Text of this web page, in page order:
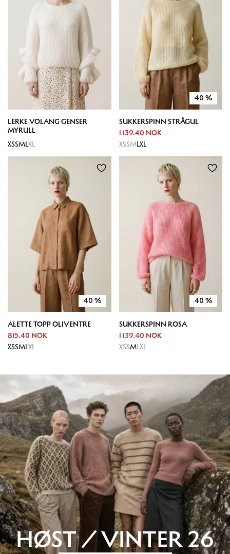
LERKE VOLANG GENSER
MYRULL
XSSMLXL
40 %
SUKKERSPINN STRÅGUL
1 139.40 NOK
XSSMLXL
40 %
ALETTE TOPP OLIVENTRE
815.40 NOK
XSSMLXL
40 %
SUKKERSPINN ROSA
1 139.40 NOK
XSSMLXL
HØST / VINTER 26